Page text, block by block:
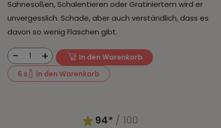
Sahnesoßen, Schalentieren oder Gratiniertem wird er
unvergesslich. Schade, aber auch verständlich, dass es
davon so wenig Flaschen gibt.
- 1 +
In den Warenkorb
6 x In den Warenkorb
94* / 100